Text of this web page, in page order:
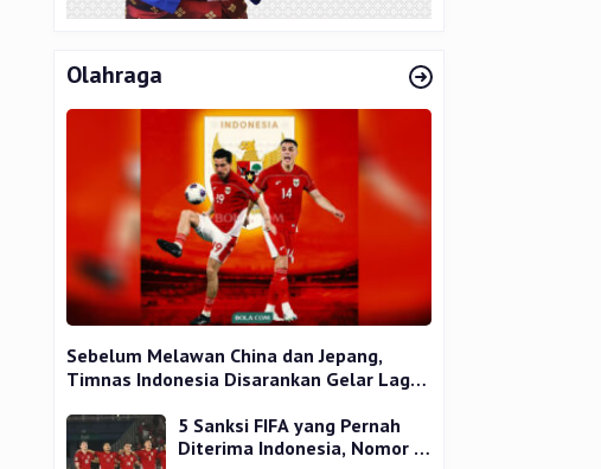
Olahraga
Sebelum Melawan China dan Jepang,
Timnas Indonesia Disarankan Gelar Laga
5 Sanksi FIFA yang Pernah
Diterima Indonesia, Nomor 1